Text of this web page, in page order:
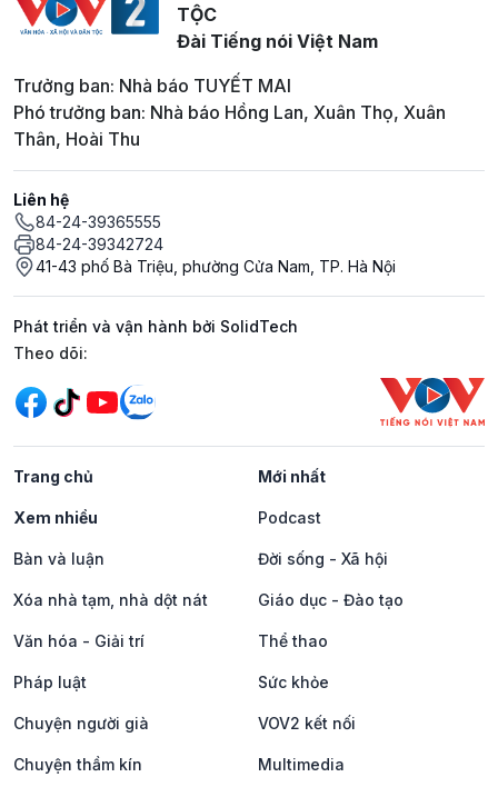
TỘC
Đài Tiếng nói Việt Nam
Trưởng ban: Nhà báo TUYẾT MAI
Phó trưởng ban: Nhà báo Hồng Lan, Xuân Thọ, Xuân
Thân, Hoài Thu
Liên hệ
84-24-39365555
84-24-39342724
41-43 phố Bà Triệu, phường Cửa Nam, TP. Hà Nội
Phát triển và vận hành bởi SolidTech
Mạng xã hội
Theo dõi:
Trang chủ Mới nhất
Xem nhiều Podcast
Bàn và luận Đời sống - Xã hội
Xóa nhà tạm, nhà dột nát Giáo dục - Đào tạo
Văn hóa - Giải trí Thể thao
Pháp luật Sức khỏe
Chuyện người già VOV2 kết nối
Chuyện thầm kín Multimedia